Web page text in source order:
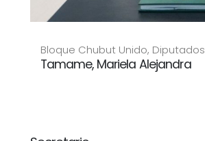
Bloque Chubut Unido, Diputados
Tamame, Mariela Alejandra